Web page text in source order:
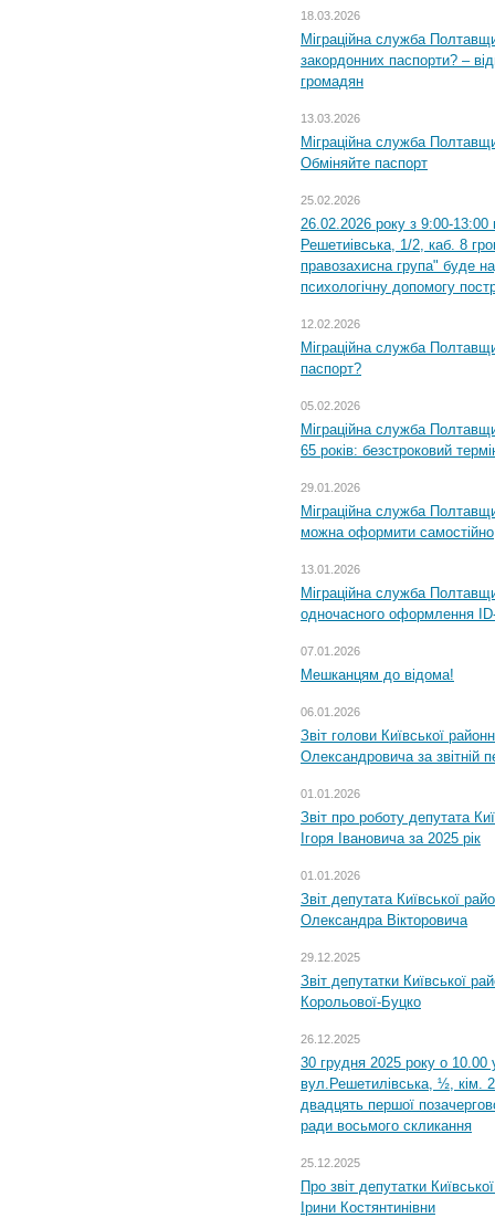
18.03.2026
Міграційна служба
закордонних паспорти? –
громадян
13.03.2026
Міграційна служба
Обміняйте паспорт
25.02.2026
26.02.2026 року з 9:00-
Решетиівська, 1/2, каб. 8
правозахисна група" буде
психологічну допомогу
12.02.2026
Міграційна служба
паспорт?
05.02.2026
Міграційна служба
65 років: безстроковий
29.01.2026
Міграційна служба
можна оформити самостійно
13.01.2026
Міграційна служба
одночасного оформлення
07.01.2026
Мешканцям до відома!
06.01.2026
Звіт голови Київської
Олександровича за звітній
01.01.2026
Звіт про роботу депутата
Ігоря Івановича за 2025 рік
01.01.2026
Звіт депутата Київської
Олександра Вікторовича
29.12.2025
Звіт депутатки Київської
Корольової-Буцко
26.12.2025
30 грудня 2025 року о 10.00
вул.Решетилівська, ½, кім.
двадцять першої
ради восьмого скликання
25.12.2025
Про звіт депутатки
Ірини Костянтинівни